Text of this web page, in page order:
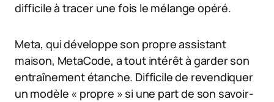
difficile à tracer une fois le mélange opéré.
Meta, qui développe son propre assistant
maison, MetaCode, a tout intérêt à garder son
entraînement étanche. Difficile de revendiquer
un modèle « propre » si une part de son savoir-